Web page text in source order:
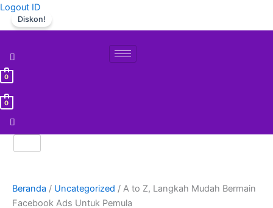
Lewati
Logout ID
0
0
Diskon!
Beranda / Uncategorized / A to Z, Langkah Mudah Bermain
Facebook Ads Untuk Pemula
adalah:
Rp99.000.
Kuantitas
Mudah
Bermain
Facebook
Ads
Untuk
Pemula